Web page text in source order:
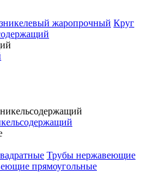
жаропрочный Круг
Трубы нержавеющие
прямоугольные